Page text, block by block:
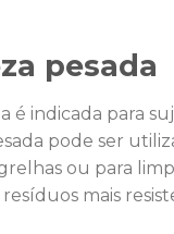
pesada
é indicada para
pode ser
ou para
mais